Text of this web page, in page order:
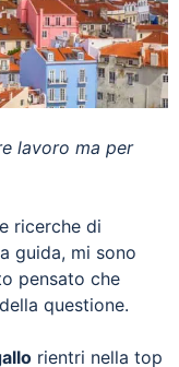
lavoro ma per
ricerche di
guida, mi sono
pensato che
questione.
rientri nella top